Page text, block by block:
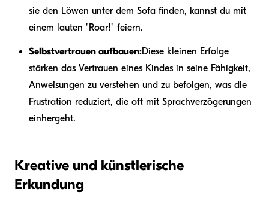
sie den Löwen unter dem Sofa finden, kannst du mit
einem lauten "Roar!" feiern.
Selbstvertrauen aufbauen:Diese kleinen Erfolge
stärken das Vertrauen eines Kindes in seine Fähigkeit,
Anweisungen zu verstehen und zu befolgen, was die
Frustration reduziert, die oft mit Sprachverzögerungen
einhergeht.
Kreative und künstlerische
Erkundung